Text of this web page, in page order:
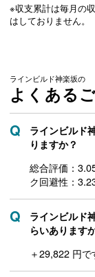
※収支累計は毎月の
はしておりません。
ラインビルド神楽坂の
よくある
ラインビルド
りますか？
総合評価：
ク回避性：3.23
ラインビルド
らいあります
＋29,822 円で